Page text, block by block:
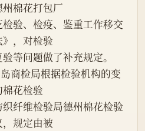
棉花打包厂
验、检疫、鉴重工作移交
，对检验
等问题做了补充规定。
花检验
纤维检验局德州棉花检验
规定由被